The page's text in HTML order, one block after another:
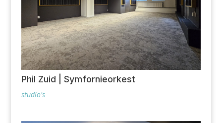
Phil Zuid | Symfornieorkest
studio's